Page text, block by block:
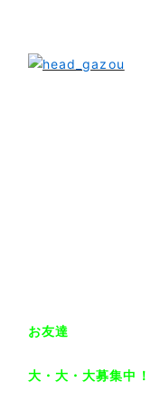
お友達
大・大・大募集中！